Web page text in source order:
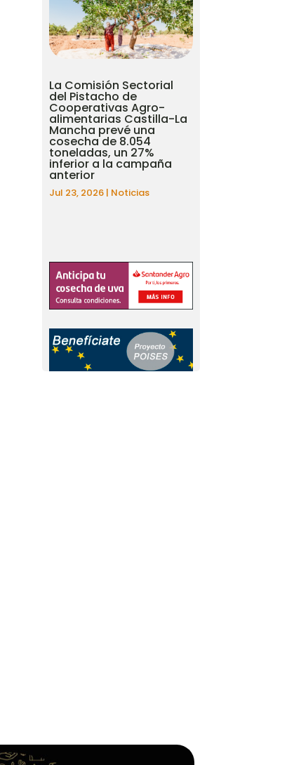
La Comisión Sectorial
del Pistacho de
Cooperativas Agro-
alimentarias Castilla-La
Mancha prevé una
cosecha de 8.054
toneladas, un 27%
inferior a la campaña
anterior
Jul 23, 2026 | Noticias